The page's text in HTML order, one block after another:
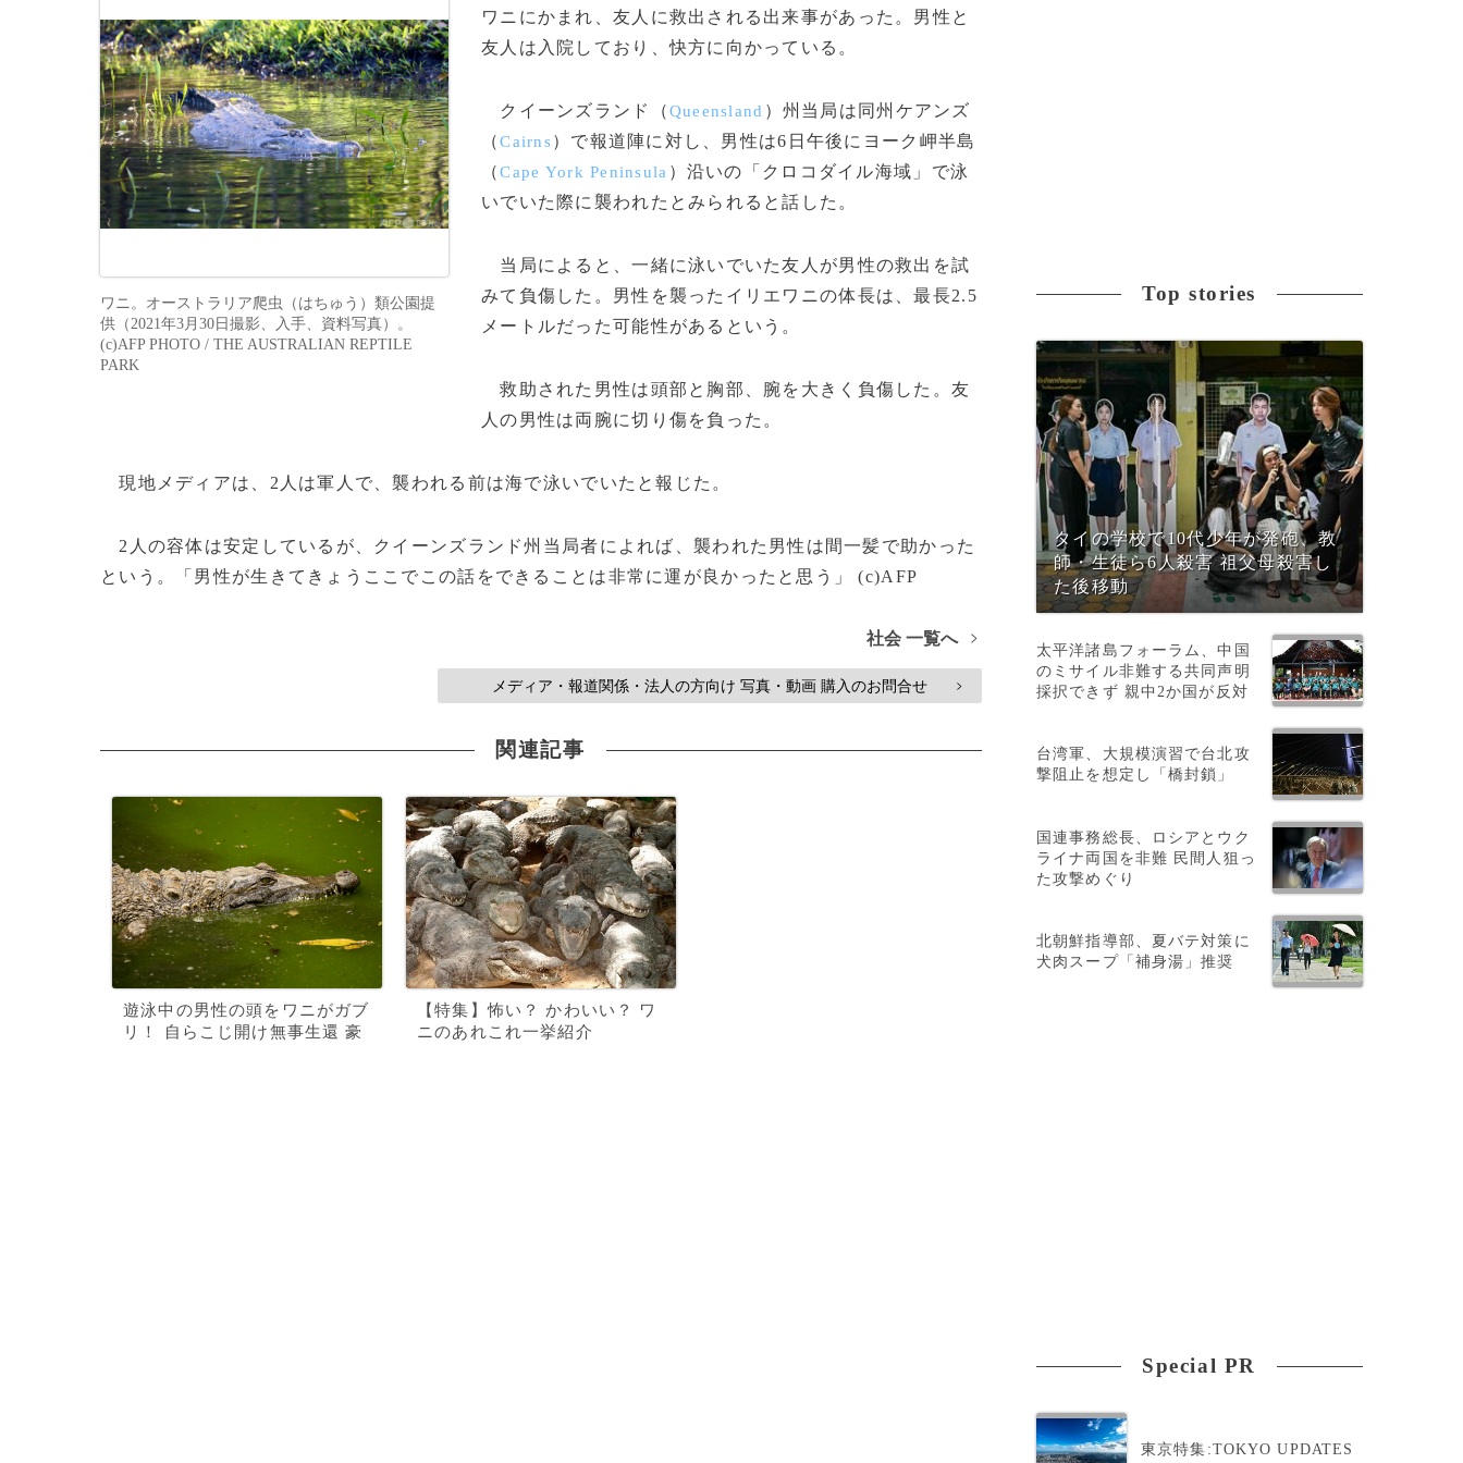
ワニ。オーストラリア爬虫（はちゅう）類公園提
供（2021年3月30日撮影、入手、資料写真）。
(c)AFP PHOTO / THE AUSTRALIAN REPTILE
PARK
ワニにかまれ、友人に救出される出来事があった。男性と
友人は入院しており、快方に向かっている。
クイーンズランド（Queensland ）州当局は同州ケアンズ
（Cairns）で報道陣に対し、男性は6日午後にヨーク岬半島
（Cape York Peninsula ）沿いの「クロコダイル海域」で泳
いでいた際に襲われたとみられると話した。
当局によると、一緒に泳いでいた友人が男性の救出を試
みて負傷した。男性を襲ったイリエワニの体長は、最長2.5
メートルだった可能性があるという。
救助された男性は頭部と胸部、腕を大きく負傷した。友
人の男性は両腕に切り傷を負った。
現地メディアは、2人は軍人で、襲われる前は海で泳いでいたと報じた。
2人の容体は安定しているが、クイーンズランド州当局者によれば、襲われた男性は間一髪で助かった
という。「男性が生きてきょうここでこの話をできることは非常に運が良かったと思う」 (c)AFP
社会 一覧へ >
メディア・報道関係・法人の方向け 写真・動画 購入のお問合せ >
関連記事
遊泳中の男性の頭をワニがガブ
リ！ 自らこじ開け無事生還 豪
【特集】怖い？ かわいい？ ワ
ニのあれこれ一挙紹介
Top stories
タイの学校で10代少年が発砲、教
師・生徒ら6人殺害 祖父母殺害し
た後移動
太平洋諸島フォーラム、中国
のミサイル非難する共同声明
採択できず 親中2か国が反対
台湾軍、大規模演習で台北攻
撃阻止を想定し「橋封鎖」
国連事務総長、ロシアとウク
ライナ両国を非難 民間人狙っ
た攻撃めぐり
北朝鮮指導部、夏バテ対策に
犬肉スープ「補身湯」推奨
Special PR
東京特集:TOKYO UPDATES